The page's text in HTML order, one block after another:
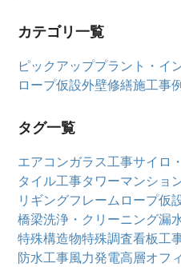
カテゴリ一覧
ピックアッププラント・イ
ロープ仮設外壁修繕施工事
タグ一覧
エアコンガラス工事サイロ
タイル工事タワーマンショ
リギングフレームロープ仮
橋梁洗浄・クリーニング漏
特殊構造物特殊調査看板工
防水工事風力発電高層オフ